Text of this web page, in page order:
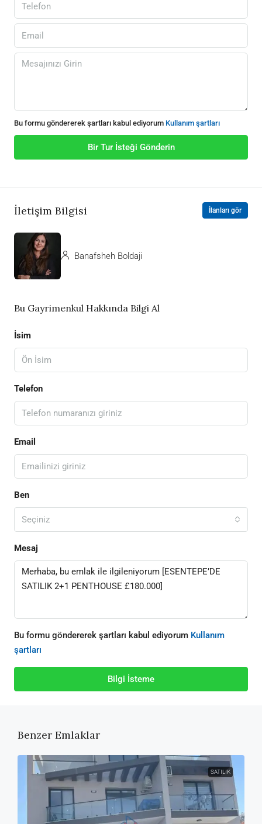
Bu formu göndererek şartları kabul ediyorum Kullanım şartları
Bir Tur İsteği Gönderin
İletişim Bilgisi İlanları gör
Banafsheh Boldaji
Bu Gayrimenkul Hakkında Bilgi Al
İsim
Telefon
Email
Ben
Seçiniz
Mesaj
Bu formu göndererek şartları kabul ediyorum Kullanım
şartları
Bilgi İsteme
Benzer Emlaklar
SATILIK